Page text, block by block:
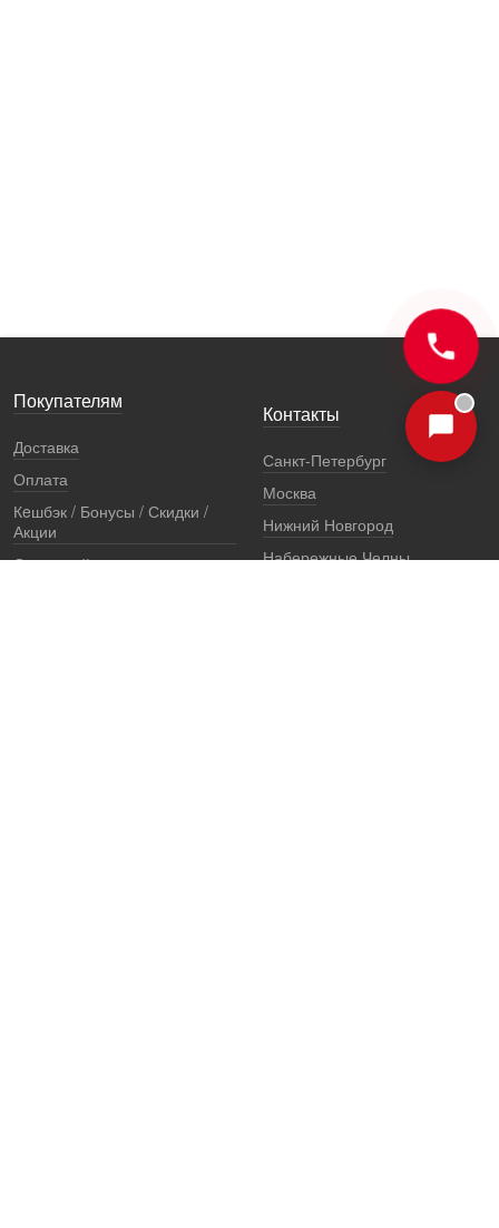
Покупателям
Доставка
Оплата
Кeшбэк / Бонусы / Скидки /
Акции
Остерегайтесь подделок
Контакты
Санкт-Петербург
Москва
Нижний Новгород
Набережные Челны